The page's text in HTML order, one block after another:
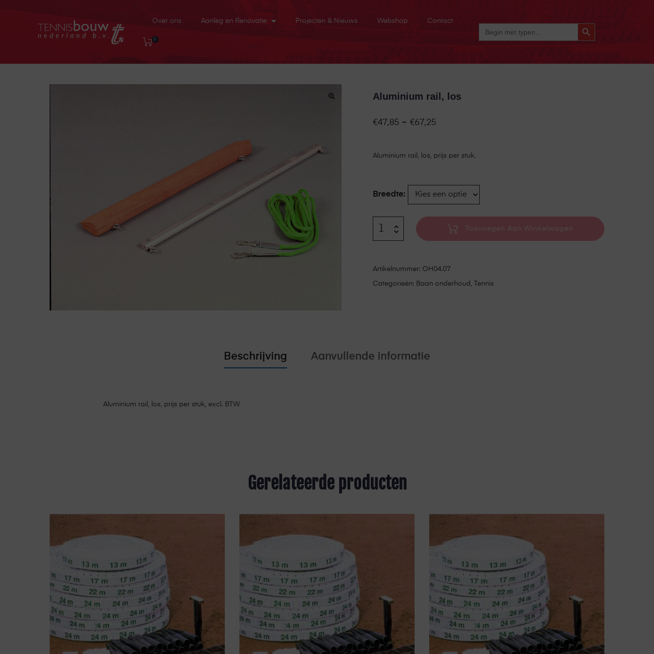
Over ons Aanleg en Renovatie Projecten & Nieuws Webshop Contact
0
Naar:
Zoekknop
Aluminium rail, los
€47,85 - €67,25
Aluminium rail, los, prijs per stuk.
Breedte
Toevoegen Aan Winkelwagen
Artikelnummer: OH04.07
Categorieën: Baan onderhoud , Tennis
Beschrijving Aanvullende informatie
Aluminium rail, los, prijs per stuk, excl. BTW
Gerelateerde producten